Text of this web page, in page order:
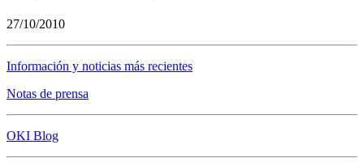
27/10/2010
Información y noticias más recientes
Notas de prensa
OKI Blog